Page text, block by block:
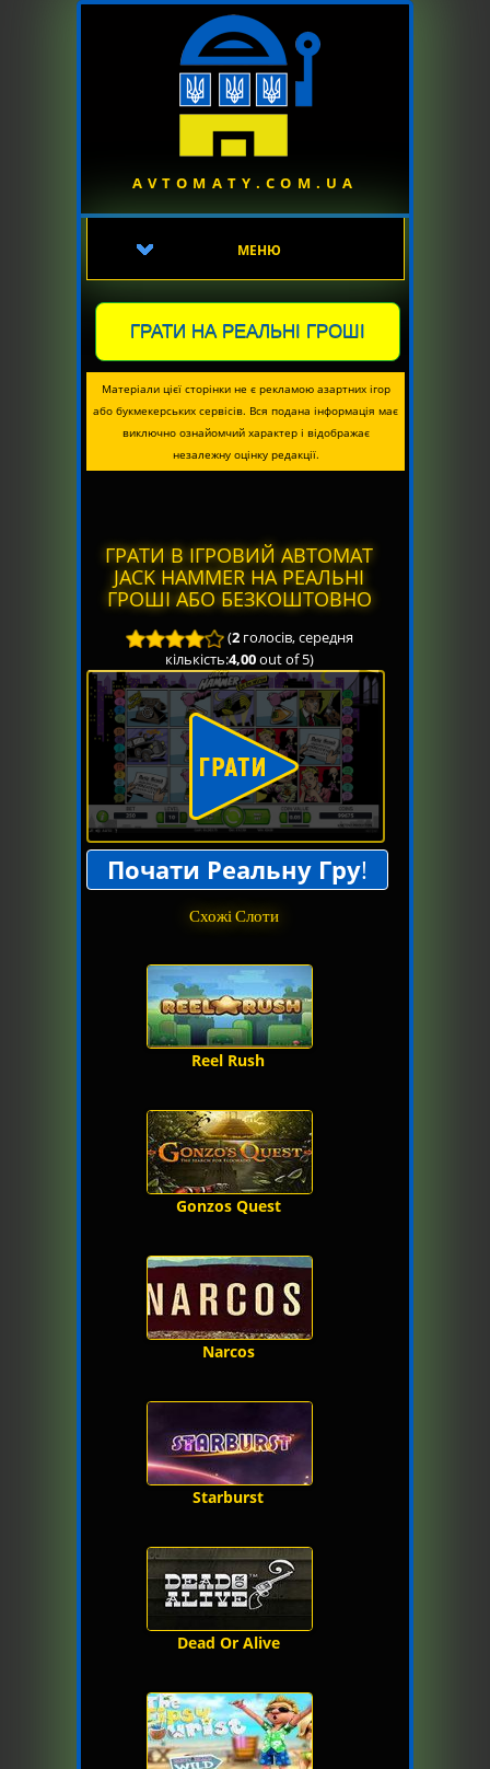
AVTOMATY.COM.UA
МЕНЮ
ГРАТИ НА РЕАЛЬНІ ГРОШІ
Матеріали цієї сторінки не є рекламою азартних ігор
або букмекерських сервісів. Вся подана інформація має
виключно ознайомчий характер і відображає
незалежну оцінку редакції.
ГРАТИ В ІГРОВИЙ АВТОМАТ
JACK HAMMER НА РЕАЛЬНІ
ГРОШІ АБО БЕЗКОШТОВНО
(2голосів, середня
кількість:4,00out of 5)
Почати Реальну Гру!
Схожі Слоти
Reel Rush
Gonzos Quest
Narcos
Starburst
Dead Or Alive